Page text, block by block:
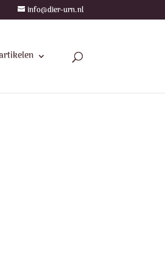
info@dier-urn.nl